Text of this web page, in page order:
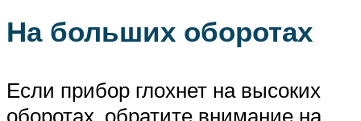
На больших оборотах
Если прибор глохнет на высоких
оборотах, обратите внимание на